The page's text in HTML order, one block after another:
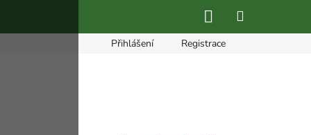
Reklamační řád Napište nám
Přihlášení Registrace